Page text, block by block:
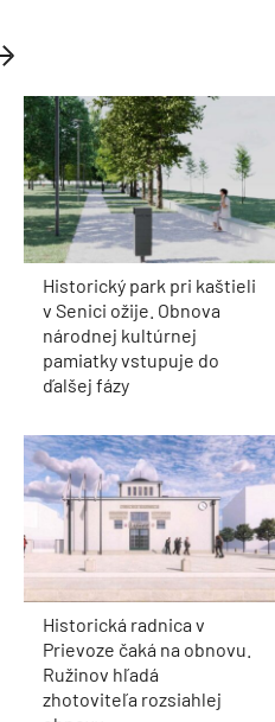
Historický park pri kaštieli
v Senici ožije. Obnova
národnej kultúrnej
pamiatky vstupuje do
ďalšej fázy
Historická radnica v
Prievoze čaká na obnovu.
Ružinov hľadá
zhotoviteľa rozsiahlej